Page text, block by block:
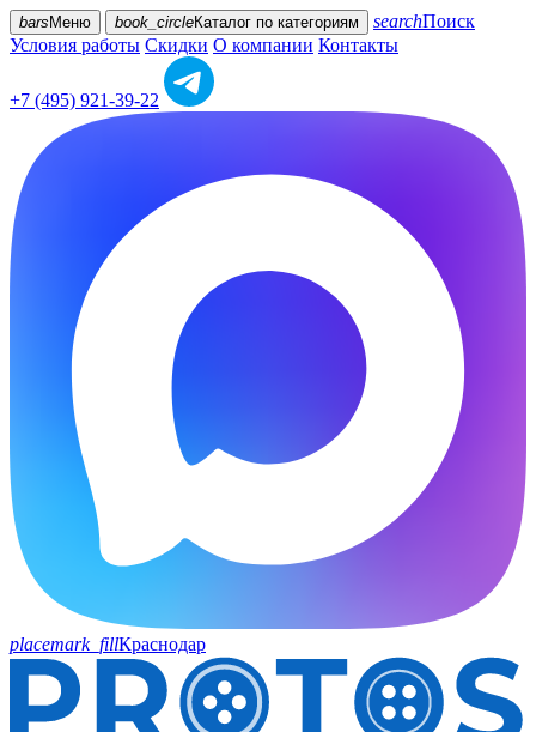
bars Меню book_circleКаталог по категориям searchПоиск
Условия работы Скидки О компании Контакты
+7 (495) 921-39-22
placemark_fillКраснодар